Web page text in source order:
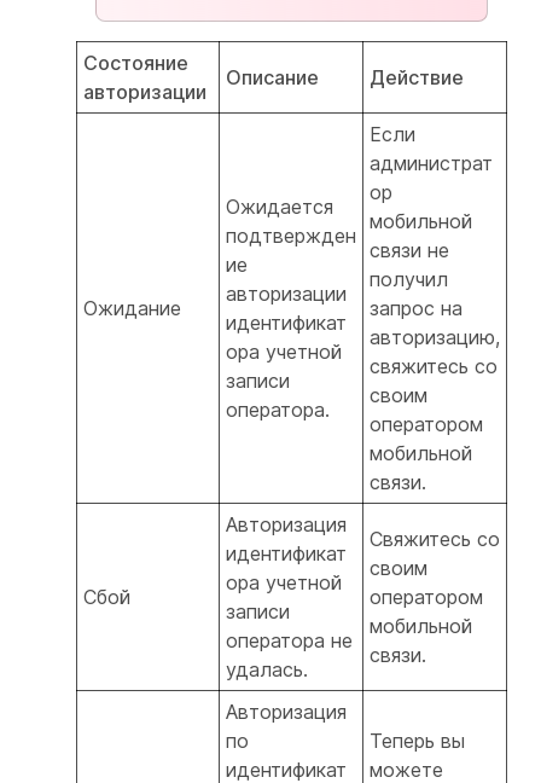
Состояние
авторизации
Описание Действие
Ожидание
Ожидается
подтвержден
ие
авторизации
идентификат
ора учетной
записи
оператора.
Если
администрат
ор
мобильной
связи не
получил
запрос на
авторизацию,
свяжитесь со
своим
оператором
мобильной
связи.
Сбой
Авторизация
идентификат
ора учетной
записи
оператора не
удалась.
Свяжитесь со
своим
оператором
мобильной
связи.
Авторизация
по
идентификат
Теперь вы
можете